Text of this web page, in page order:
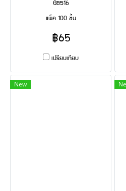
GB516
แพ็ค 100 ชิ้น
฿65
เปรียบเทียบ
New